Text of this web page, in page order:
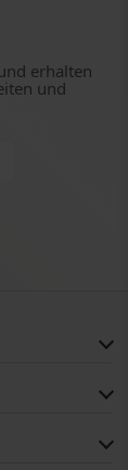
erhalten
und